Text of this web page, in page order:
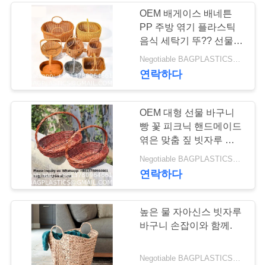
행
관
캠핑 제품 공급
BAGEASE 제조
181
야외용품 소모품
BAGEASE 제조
90
OEM 배게이스 배네튼
PP 주방 엮기 플라스틱
음식 세탁기 뚜?? 선물
하머 Bambu Rattan
Wicker Organizers
Woven Storage Basket
Negotiable BAGPLASTICS@GMAIL.COM WHATSAPP:+8613780964661 MOQ:1000 부분 스카이프 : 마이데아르닐
연락하다
OEM 대형 선물 바구니
빵 꽃 피크닉 핸드메이드
엮은 맞춤 짚 빗자루 라탄
저장 바구니 빗자루 선물
바구니 빵 꽃 피크닉 핸드
메이드 엮은 맞춤 빗자루
연락하다
높은 물 자아신스 빗자루
바구니 손잡이와 함께.
Negotiable BAGPLASTICS@GMAIL.COM WHATSAPP:+8613780964661 MOQ:1000 부분 스카이프 : 마이데아르닐